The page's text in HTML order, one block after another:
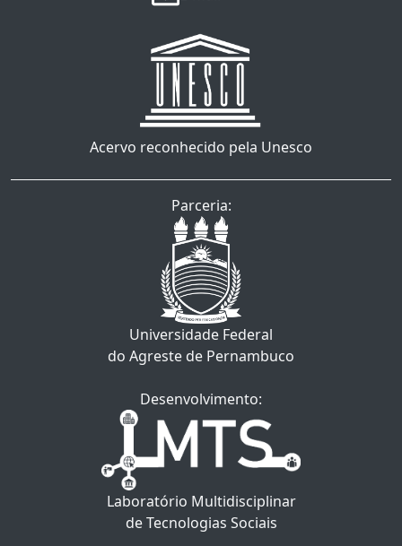
Acervo reconhecido pela Unesco
Parceria:
Universidade Federal
do Agreste de Pernambuco
Desenvolvimento:
Laboratório Multidisciplinar
de Tecnologias Sociais